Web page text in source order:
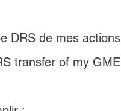
DRS de mes actions
transfer of my GME